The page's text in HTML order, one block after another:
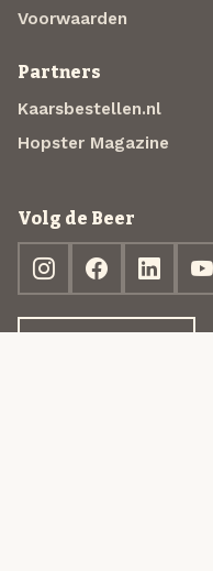
Voorwaarden
Partners
Kaarsbestellen.nl
Hopster Magazine
Volg de Beer